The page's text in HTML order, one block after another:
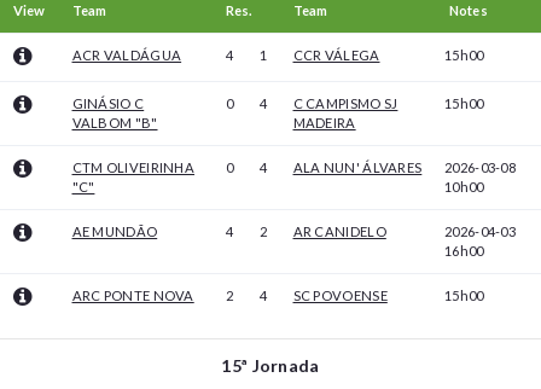
View Team Res. Team Notes
ACR VALDÁGUA 4 1 CCR VÁLEGA 15h00
GINÁSIO C
VALBOM "B"
0 4
C CAMPISMO SJ
MADEIRA
15h00
CTM OLIVEIRINHA
"C"
0 4 ALA NUN' ÁLVARES
2026-03-08
10h00
AE MUNDÃO 4 2 AR CANIDELO
2026-04-03
16h00
ARC PONTE NOVA 2 4 SC POVOENSE 15h00
15ª Jornada